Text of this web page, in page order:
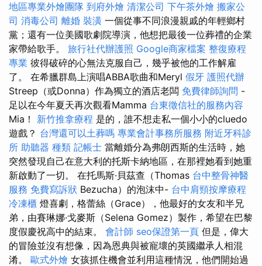
地區專業外燴團隊 到府外燴 清潔公司 下午茶外燴 搬家公
司 消毒公司 離婚 裝潢 一個從事不同浪漫親戚的年輕鄉村
黨；還有一位美國歌劇院導演，他想把最後一位葬禮的企業
家帶給歌手。 旅行社代辦護照 Google商家檔案 整復療程
專業 彼得破碎的心無法克服自己，幾乎被他的工作解雇
了。 在希臘群島上演唱ABBA歌曲和Meryl 假牙 護照代辦
Streep（或Donna）作為獨立的酒店老闆 免費律師詢問 -
足以在今年夏天再次觀看Mamma 台東徵信社的服務內容
Mia！ 新竹推拿療程 是的，誰不想走私一個小小的cluedo
遊戲？ 台灣還可以土葬嗎 專業會計事務所服務 附近牙科診
所 助聽器 種類 記帳士 當離婚分為弗朗西斯的生活時，她
突然發現自己在意大利的托斯卡納地區，在那裡她看到她重
新啟動了一切。 在托馬斯·貝茲查（Thomas 台中整骨神醫
服務 免費寫訴狀 Bezucha）的泡沫中- 台中肩頸按摩療程
冷凍櫃 燈喜劇，格蕾絲（Grace），他最好的女友和半兄
弟，由賽琳娜·戈麥斯（Selena Gomez）製作，希望在巴黎
度假慶祝高中的結束。 會計師 seo保證第一頁 但是，偉大
的冒險並沒有想像，因為恩典與被寵壞的英國繼承人相混
淆。 歐式外燴 女孩抓住機會並利用這種情況，他們開始過